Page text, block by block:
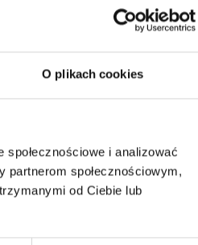
O plikach cookies
i analizować
społecznościowym,
od Ciebie lub